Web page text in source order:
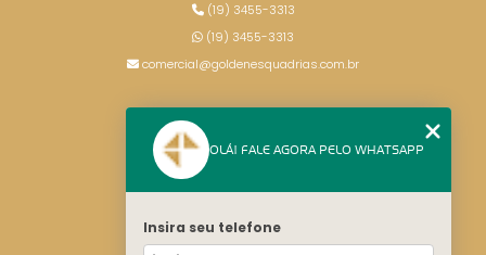
(19) 3455-3313
(19) 3455-3313
comercial@goldenesquadrias.com.br
HOME
OLÁ! FALE AGORA PELO WHATSAPP
Insira seu telefone